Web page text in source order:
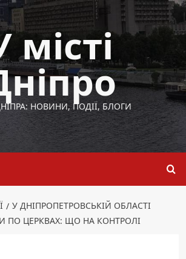
місті
НОВИНИ, ПОДІЇ, БЛОГИ
У ДНІПРОПЕТРОВСЬКІЙ ОБЛАСТІ
ПО ЦЕРКВАХ: ЩО НА КОНТРОЛІ